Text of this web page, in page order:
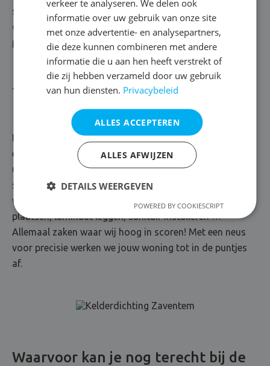
stellen een accurate vochtdiagnose vast. Daarna gaan
onze vochtbestrijders over tot actie. Zij maken met
plezier een einde aan jouw natte kelder!
Totaalafwerking van A tot Z
Bij DryPlan staat kwaliteit met stip op één. Jarenlange
ervaring? Kennis over de nieuwste technieken? Een
uitgebreid arsenaal aan topproducten? Die zitten
standaard in onze toolkit. Maar onze expertise reikt
verder dan vochtsporen en schimmels. Een gyproc wand
plaatsen, laminaat leggen, sanitair installeren …
Allemaal zaken waar wij hoog in scoren! Met een neus
voor precisie werken we jouw woning tot in de puntjes
af.
Waarvoor kan je nog terecht bij de
verkeer te analyseren. We delen ook
informatie over uw gebruik van onze site
met onze advertentie- en analysepartners,
die deze kunnen combineren met andere
informatie die u aan hen heeft verstrekt of
die zij hebben verzameld door uw gebruik
van hun diensten. Privacybeleid
ALLES ACCEPTEREN
ALLES AFWIJZEN
DETAILS WEERGEVEN
POWERED BY COOKIESCRIPT